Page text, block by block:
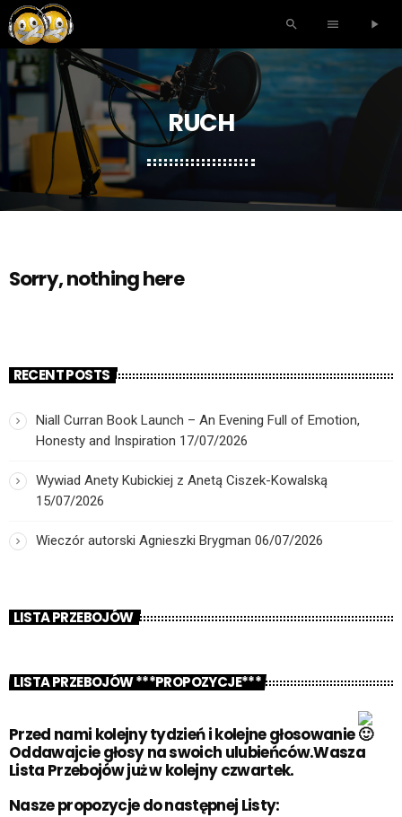
search menu play_arrow
RUCH
Sorry, nothing here
RECENT POSTS
Niall Curran Book Launch – An Evening Full of Emotion,
Honesty and Inspiration 17/07/2026
Wywiad Anety Kubickiej z Anetą Ciszek-Kowalską
15/07/2026
Wieczór autorski Agnieszki Brygman 06/07/2026
LISTA PRZEBOJÓW
LISTA PRZEBOJÓW ***PROPOZYCJE***
Przed nami kolejny tydzień i kolejne głosowanie
Oddawajcie głosy na swoich ulubieńców.Wasza
Lista Przebojów już w kolejny czwartek.
Nasze propozycje do następnej Listy: